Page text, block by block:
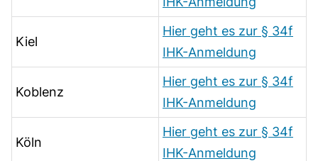
Kiel
Hier geht es zur § 34f
IHK-Anmeldung
Koblenz
Hier geht es zur § 34f
IHK-Anmeldung
Köln
Hier geht es zur § 34f
IHK-Anmeldung